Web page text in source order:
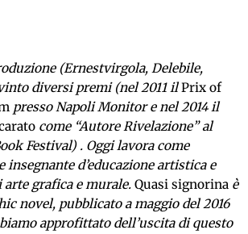
(Ernestvirgola, Delebile,
diversi premi (nel 2011 ilPrix of
presso Napoli Monitor e nel 2014 il
come “Autore Rivelazione” al
Festival) . Oggi lavora come
d’educazione artistica e
grafica e murale. Quasi signorina è
novel, pubblicato a maggio del 2016
approfittato dell’uscita di questo